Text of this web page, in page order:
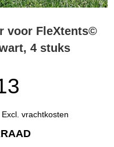
voor FleXtents©
4 stuks
Excl. vrachtkosten